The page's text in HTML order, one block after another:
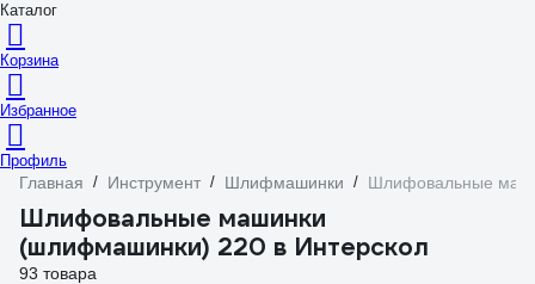
Каталог
Корзина
Избранное
Профиль
Главная / Инструмент / Шлифмашинки / Шлифовальные
Шлифовальные машинки
(шлифмашинки) 220 в Интерскол
93 товара